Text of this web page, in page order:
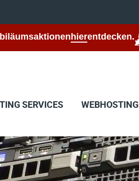
hierentdecken.
SERVICES WEBHOSTING